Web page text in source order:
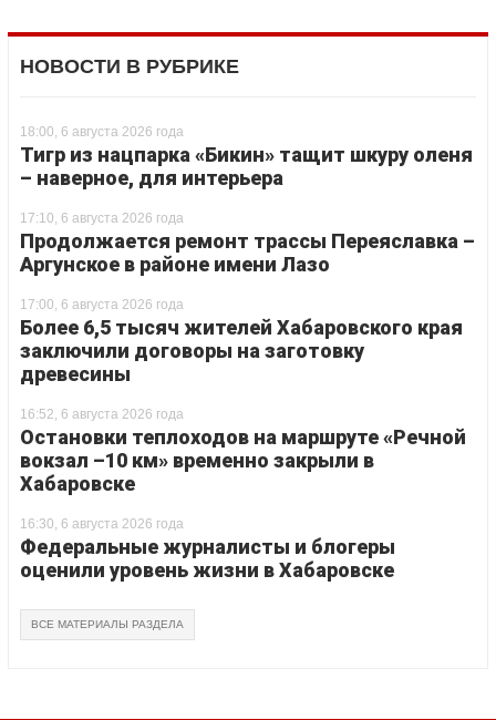
НОВОСТИ В РУБРИКЕ
18:00, 6 августа 2026 года
Тигр из нацпарка «Бикин» тащит шкуру оленя
– наверное, для интерьера
17:10, 6 августа 2026 года
Продолжается ремонт трассы Переяславка –
Аргунское в районе имени Лазо
17:00, 6 августа 2026 года
Более 6,5 тысяч жителей Хабаровского края
заключили договоры на заготовку
древесины
16:52, 6 августа 2026 года
Остановки теплоходов на маршруте «Речной
вокзал –10 км» временно закрыли в
Хабаровске
16:30, 6 августа 2026 года
Федеральные журналисты и блогеры
оценили уровень жизни в Хабаровске
ВСЕ МАТЕРИАЛЫ РАЗДЕЛА